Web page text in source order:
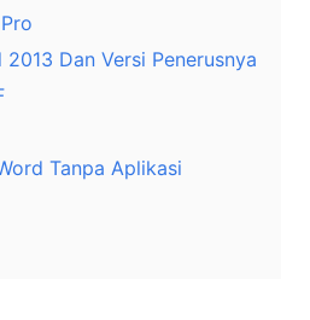
Dan Versi Penerusnya
Tanpa Aplikasi